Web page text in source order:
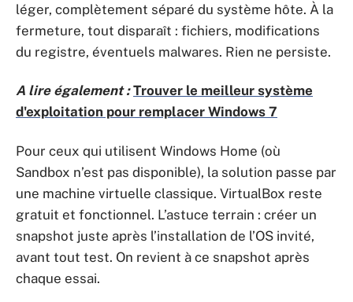
léger, complètement séparé du système hôte. À la
fermeture, tout disparaît : fichiers, modifications
du registre, éventuels malwares. Rien ne persiste.
A lire également : Trouver le meilleur système
d'exploitation pour remplacer Windows 7
Pour ceux qui utilisent Windows Home (où
Sandbox n’est pas disponible), la solution passe par
une machine virtuelle classique. VirtualBox reste
gratuit et fonctionnel. L’astuce terrain : créer un
snapshot juste après l’installation de l’OS invité,
avant tout test. On revient à ce snapshot après
chaque essai.